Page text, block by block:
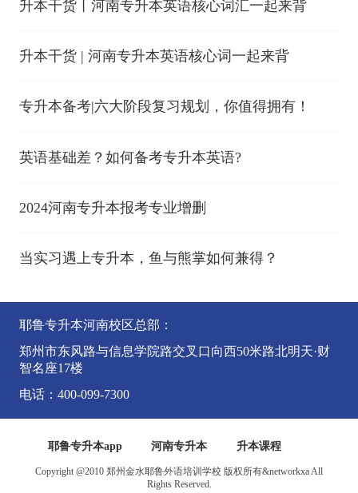
升本干货丨河南专升本英语核心词汇一起来背
升本干货 | 河南专升本英语核心词一起来背
专升本备考|六大阶段复习规划，你值得拥有！
英语基础差？如何备考专升本英语?
2024河南专升本报考专业增删
当实习遇上专升本，鱼与熊掌如何兼得？
耶鲁专升本河南校区总部：
郑州市东风路与信息学院路交叉口向西50米路北明天·财
智名座17楼
电话：400-099-7300
耶鲁专升本app 河南专升本 升本课程
Copyright @2010 郑州金水耶鲁外语培训学校 版权所有&networkxa All
Rights Reserved.